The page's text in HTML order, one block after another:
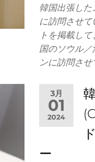
韓国出張し
に訪問させ
トを掲載し
国のソウル
ンに訪問さ
3月
01
2024
ー